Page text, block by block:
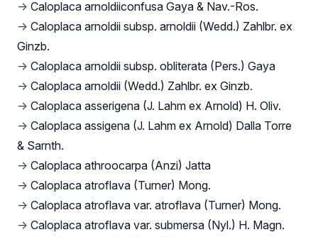
→ Caloplaca arnoldiiconfusa Gaya & Nav.-Ros.
→ Caloplaca arnoldii subsp. arnoldii (Wedd.) Zahlbr. ex
Ginzb.
→ Caloplaca arnoldii subsp. obliterata (Pers.) Gaya
→ Caloplaca arnoldii (Wedd.) Zahlbr. ex Ginzb.
→ Caloplaca asserigena (J. Lahm ex Arnold) H. Oliv.
→ Caloplaca assigena (J. Lahm ex Arnold) Dalla Torre
& Sarnth.
→ Caloplaca athroocarpa (Anzi) Jatta
→ Caloplaca atroflava (Turner) Mong.
→ Caloplaca atroflava var. atroflava (Turner) Mong.
→ Caloplaca atroflava var. submersa (Nyl.) H. Magn.